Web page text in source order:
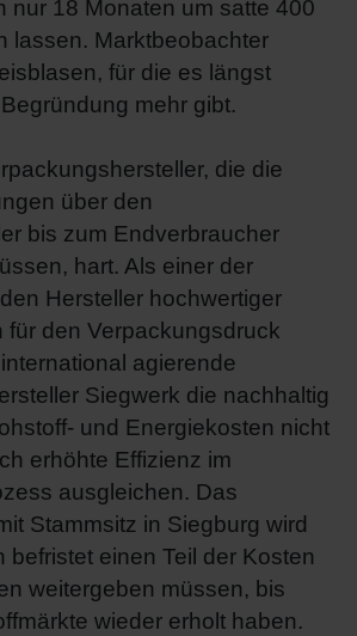
nur 18 Monaten um satte 400
lassen. Marktbeobachter
für die es längst
mehr gibt.
die die
über den
bis zum Endverbraucher
hart. Als einer der
Hersteller hochwertiger
für den Verpackungsdruck
agierende
Siegwerk die nachhaltig
und Energiekosten nicht
erhöhte Effizienz im
ausgleichen. Das
Stammsitz in Siegburg wird
befristet einen Teil der Kosten
weitergeben müssen, bis
wieder erholt haben.